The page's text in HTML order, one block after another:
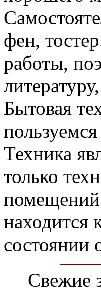
фен,
работы,
Бытовая
Техника
только
помещений
находится
состоянии
Свежие